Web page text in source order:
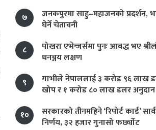
७
जनकपुरमा साहु–महाजनको प्रदर्शन,
घेर्ने चेतावनी
८
पोखरा एभेन्जर्समा पुनः आबद्ध भए
धनञ्जय लक्षण
९
गाभीले नेपाललाई ३ करोड ९६ लाख
खोप र १ करोड ८० लाख डलर
१०
सरकारको तीनमहिने ‘रिपोर्ट कार्ड’
निर्णय, ३२ हजार गुनासो फर्छ्योट